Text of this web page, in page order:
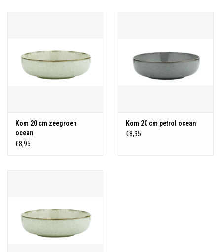
Kom 20 cm zeegroen
ocean
€8,95
Kom 20 cm petrol ocean
€8,95